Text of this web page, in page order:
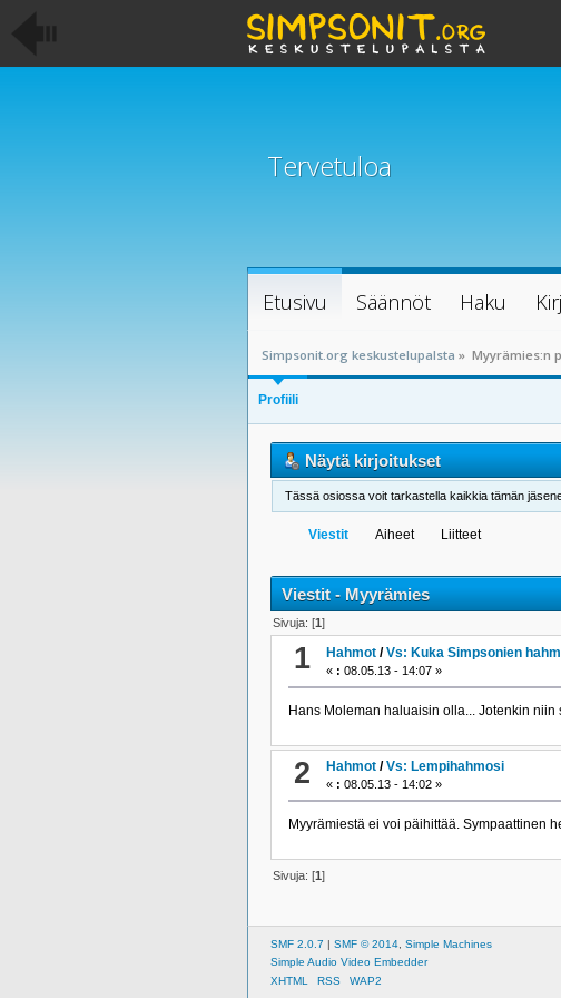
Tervetuloa
Etusivu Säännöt Haku
Simpsonit.org keskustelupalsta » Myyrämies:n
Profiili
Näytä kirjoitukset
Tässä osiossa voit tarkastella kaikkia tämän
Viestit Aiheet Liitteet
Viestit - Myyrämies
Sivuja: [1]
1 Hahmot /Vs: Kuka Simpsonien
« : 08.05.13 - 14:07 »
Hans Moleman haluaisin olla... Jotenkin niin
2 Hahmot /Vs: Lempihahmosi
« : 08.05.13 - 14:02 »
Myyrämiestä ei voi päihittää. Sympaattinen
Sivuja: [1]
SMF 2.0.7 | SMF © 2014 Simple Machines
Simple Audio Video Embedder
XHTML
RSS WAP2